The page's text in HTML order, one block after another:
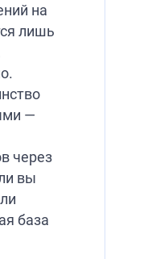
на
лишь
—
через
вы
база